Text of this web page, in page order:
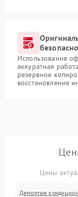
Использование
аккуратная
резервное
восстановление
Цены
Демонтаж